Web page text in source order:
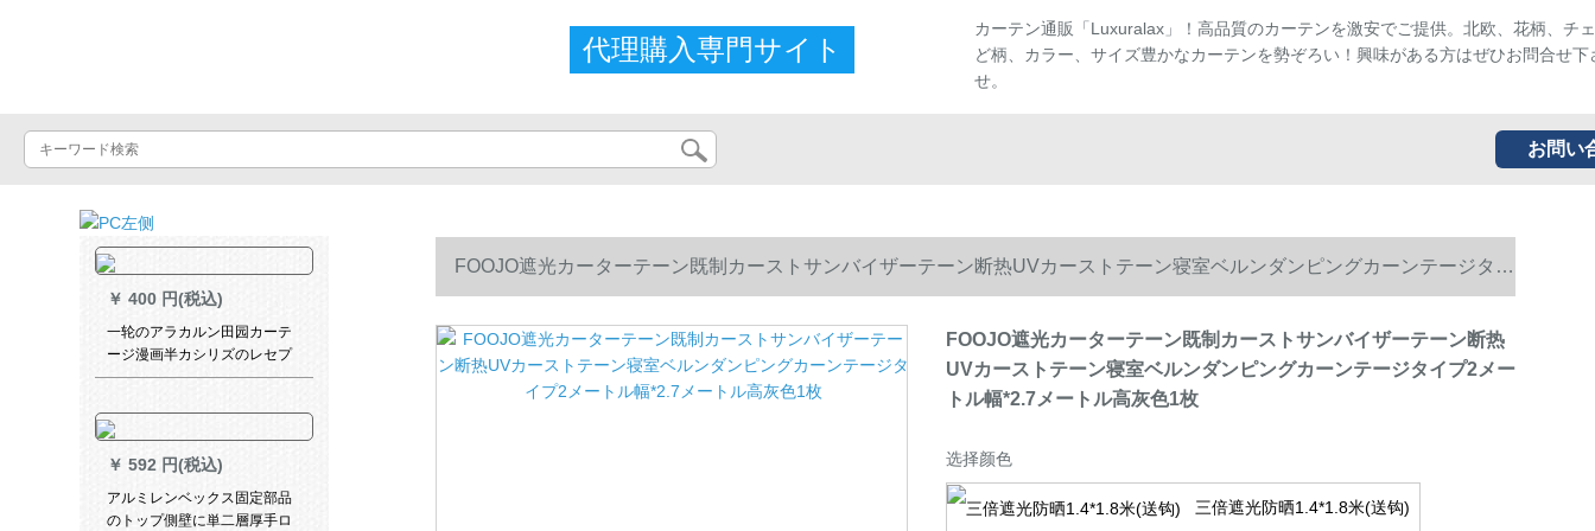
代理購入専門サイト
カーテン通販「Luxuralax」！高品質のカーテンを激安でご提供。北欧、花柄、チ
ど柄、カラー、サイズ豊かなカーテンを勢ぞろい！興味がある方はぜひお問合せ下
せ。
お問い
￥ 400 円(税込)
一轮のアラカルン田园カーテ
ージ漫画半カシリズのレセプ
ションケスに遮るカーターテ
ンテテンンテックス150高90
cm+5元送规格棒サージ
￥ 592 円(税込)
アルミレンベックス固定部品
のトップ側壁に単二層厚手ロ
FOOJO遮光カーターテーン既制カーストサンバイザーテーン断热UVカーストテーン寝室ベルンダンピングカーンテージタイ
プ2メートル幅*2.7メートル高灰色1枚
FOOJO遮光カーターテーン既制カーストサンバイザーテーン断热
UVカーストテーン寝室ベルンダンピングカーンテージタイプ2メー
トル幅*2.7メートル高灰色1枚
选择颜色
三倍遮光防晒1.4*1.8米(送钩)